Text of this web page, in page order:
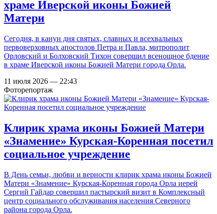
храме Иверской иконы Божией
Матери
Сегодня, в канун дня святых, славных и всехвальных
первоверховных апостолов Петра и Павла, митрополит
Орловский и Болховский Тихон совершил всенощное бдение
в храме Иверской иконы Божией Матери города Орла.
11 июля 2026 — 22:43
Фоторепортаж
Клирик храма иконы Божией Матери
«Знамение» Курская-Коренная посетил
социальное учреждение
В День семьи, любви и верности клирик храма иконы Божией
Матери «Знамение» Курская-Коренная города Орла иерей
Сергий Гайдар совершил пастырский визит в Комплексный
центр социального обслуживания населения Северного
района города Орла.